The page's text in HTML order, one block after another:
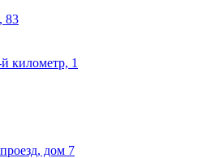
83
километр, 1
дом 7